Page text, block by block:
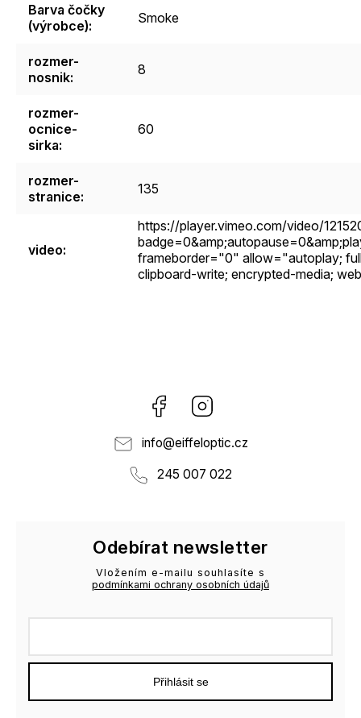
Barva čočky
(výrobce): Smoke
rozmer-
nosnik: 8
rozmer-
ocnice-
sirka:
60
rozmer-
stranice: 135
video:
https://player.vimeo.com/video/
frameborder="0" allow="autoplay;
clipboard-write; encrypted-media;
Facebook
info@eiffeloptic.cz
245 007 022
Odebírat newsletter
Vložením e-mailu souhlasíte s
podmínkami ochrany osobních údajů
Přihlásit se